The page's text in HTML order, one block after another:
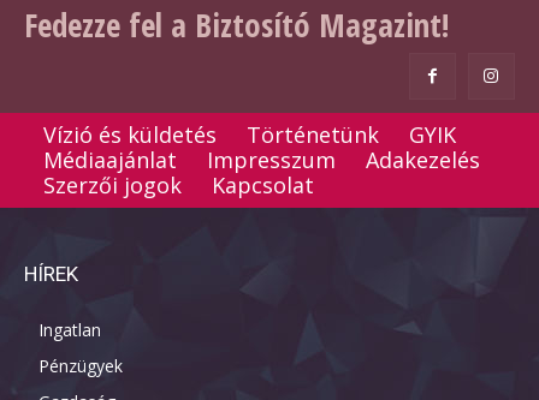
Fedezze fel a Biztosító Magazint!
Vízió és küldetés Történetünk
GYIK
Médiaajánlat
Impresszum
Adakezelés
Szerzői jogok
Kapcsolat
HÍREK
Ingatlan
Pénzügyek